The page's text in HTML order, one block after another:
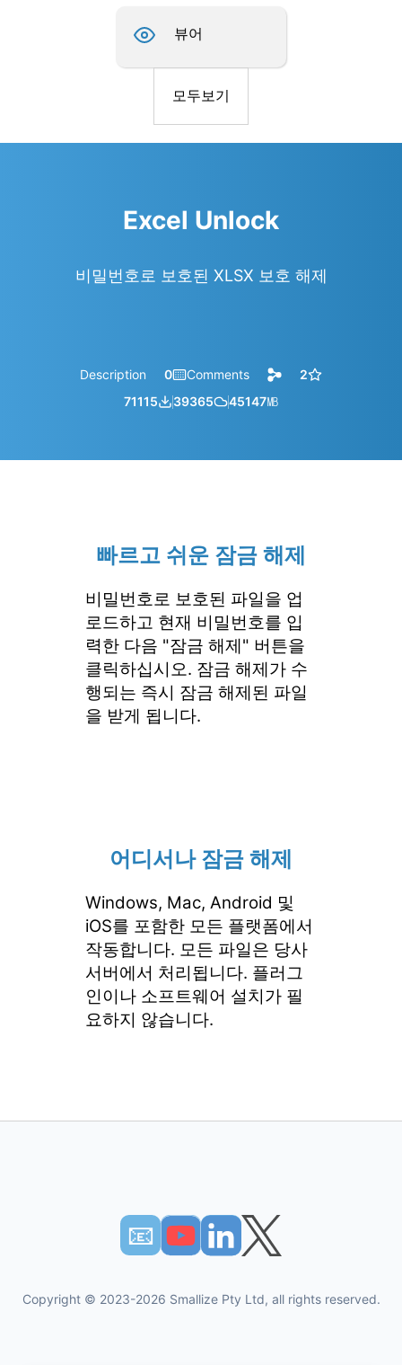
뷰어
모두보기
Excel Unlock
비밀번호로 보호된 XLSX 보호 해제
Description 0 Comments
2
71115
39365 45147㎆︎
빠르고 쉬운 잠금 해제
비밀번호로 보호된 파일을 업
로드하고 현재 비밀번호를 입
력한 다음 "잠금 해제" 버튼을
클릭하십시오. 잠금 해제가 수
행되는 즉시 잠금 해제된 파일
을 받게 됩니다.
어디서나 잠금 해제
Windows, Mac, Android 및
iOS를 포함한 모든 플랫폼에서
작동합니다. 모든 파일은 당사
서버에서 처리됩니다. 플러그
인이나 소프트웨어 설치가 필
요하지 않습니다.
📧︎
Copyright © 2023-2026 Smallize Pty Ltd, all rights reserved.